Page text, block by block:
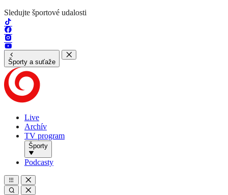
Sledujte športové udalosti
Športy a suťaže
Live
Archív
TV program
Športy
Podcasty